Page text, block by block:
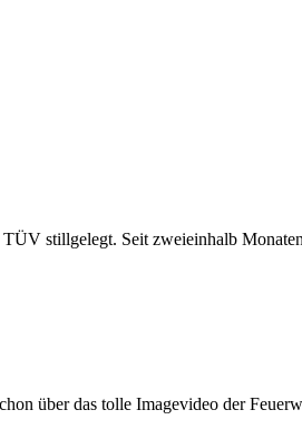
stillgelegt. Seit zweieinhalb
über das tolle Imagevideo der